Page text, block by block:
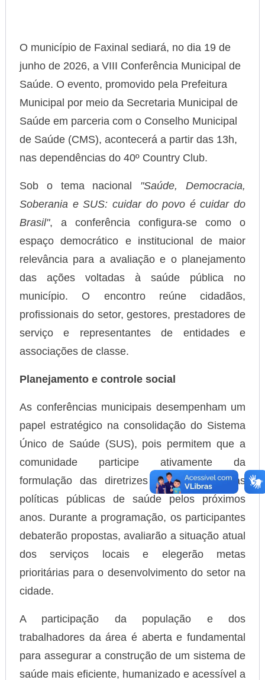
O município de Faxinal sediará, no dia 19 de
junho de 2026, a VIII Conferência Municipal de
Saúde. O evento, promovido pela Prefeitura
Municipal por meio da Secretaria Municipal de
Saúde em parceria com o Conselho Municipal
de Saúde (CMS), acontecerá a partir das 13h,
nas dependências do 40º Country Club.
Sob o tema nacional "Saúde, Democracia,
Soberania e SUS: cuidar do povo é cuidar do
Brasil", a conferência configura-se como o
espaço democrático e institucional de maior
relevância para a avaliação e o planejamento
das ações voltadas à saúde pública no
município. O encontro reúne cidadãos,
profissionais do setor, gestores, prestadores de
serviço e representantes de entidades e
associações de classe.
Planejamento e controle social
As conferências municipais desempenham um
papel estratégico na consolidação do Sistema
Único de Saúde (SUS), pois permitem que a
comunidade participe ativamente da
formulação das diretrizes que nortearão as
políticas públicas de saúde pelos próximos
anos. Durante a programação, os participantes
debaterão propostas, avaliarão a situação atual
dos serviços locais e elegerão metas
prioritárias para o desenvolvimento do setor na
cidade.
A participação da população e dos
trabalhadores da área é aberta e fundamental
para assegurar a construção de um sistema de
saúde mais eficiente, humanizado e acessível a